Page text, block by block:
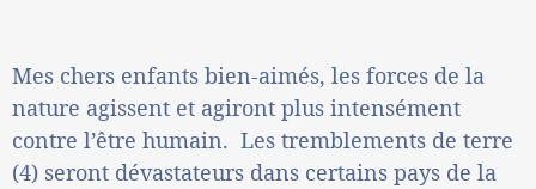
Mes chers enfants bien-aimés, les forces de la
nature agissent et agiront plus intensément
contre l’être humain. Les tremblements de terre
(4) seront dévastateurs dans certains pays de la